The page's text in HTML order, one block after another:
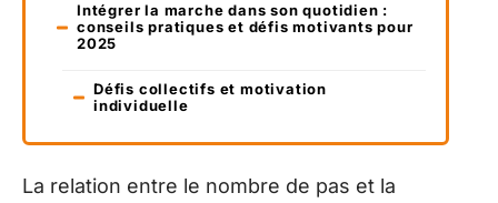
Intégrer la marche dans son quotidien :
conseils pratiques et défis motivants pour
2025
Défis collectifs et motivation
individuelle
La relation entre le nombre de pas et la